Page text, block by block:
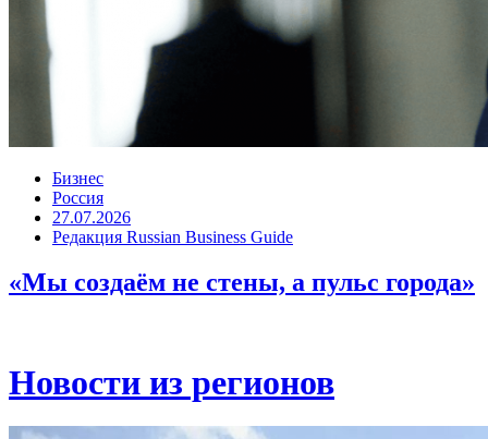
Бизнес
Россия
27.07.2026
Редакция Russian Business Guide
«Мы создаём не стены, а пульс города»
Новости из регионов